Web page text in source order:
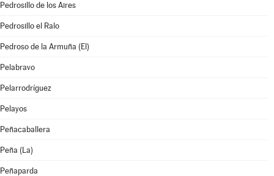
Pedrosillo de los Aires
Pedrosillo el Ralo
Pedroso de la Armuña (El)
Pelabravo
Pelarrodríguez
Pelayos
Peñacaballera
Peña (La)
Peñaparda